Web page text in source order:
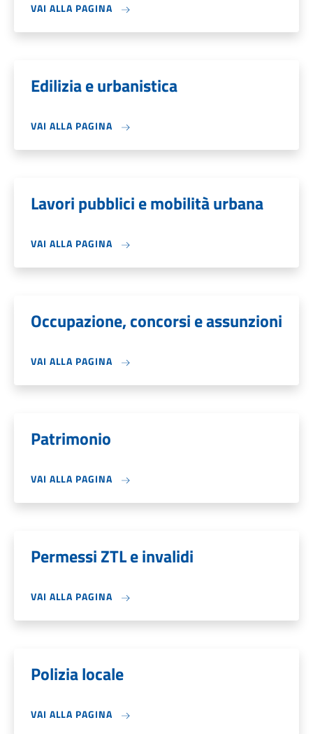
VAI ALLA PAGINA
Edilizia e urbanistica
VAI ALLA PAGINA
Lavori pubblici e mobilità urbana
VAI ALLA PAGINA
Occupazione, concorsi e assunzioni
VAI ALLA PAGINA
Patrimonio
VAI ALLA PAGINA
Permessi ZTL e invalidi
VAI ALLA PAGINA
Polizia locale
VAI ALLA PAGINA